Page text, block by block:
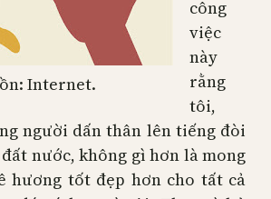
Internet.
công
việc
này
rằng
tôi,
người dấn thân lên tiếng đòi
nước, không gì hơn là mong
hương tốt đẹp hơn cho tất cả